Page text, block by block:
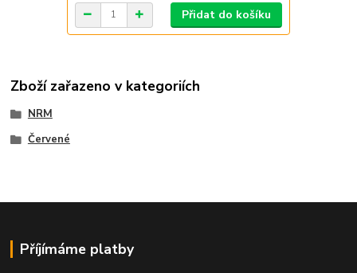
Přidat do košíku
Zboží zařazeno v kategoriích
NRM
Červené
Příjímáme platby